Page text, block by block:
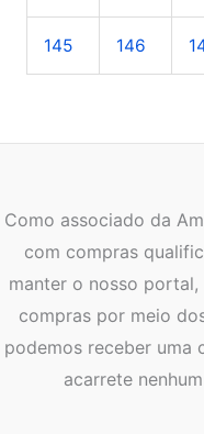
145 146
Como associado da
com compras
manter o nosso
compras por meio
podemos receber uma
acarrete